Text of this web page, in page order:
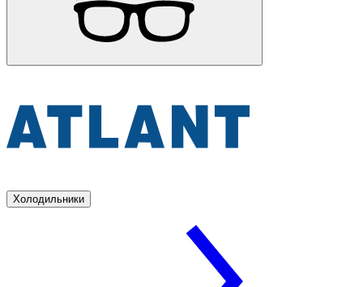
Холодильники